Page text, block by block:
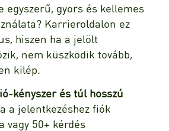
egyszerű, gyors és kellemes
Karrieroldalon ez
hiszen ha a jelölt
nem küszködik tovább,
kilép.
kényszer és túl hosszú
a jelentkezéshez fiók
vagy 50+ kérdés